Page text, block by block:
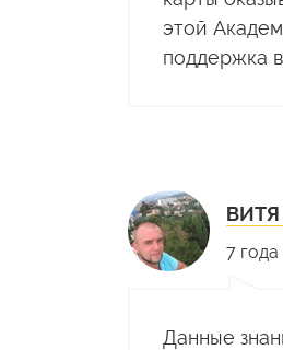
этой
поддержка
7 года
Данные